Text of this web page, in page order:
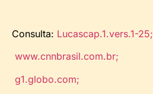
Consulta: Lucascap.1.vers.1-25;
www.cnnbrasil.com.br;
g1.globo.com;